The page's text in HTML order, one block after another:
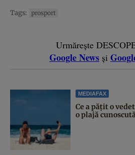
Tags: prosport
Urmărește
Google News și
MEDIAFAX
Ce a pățit o
o plajă